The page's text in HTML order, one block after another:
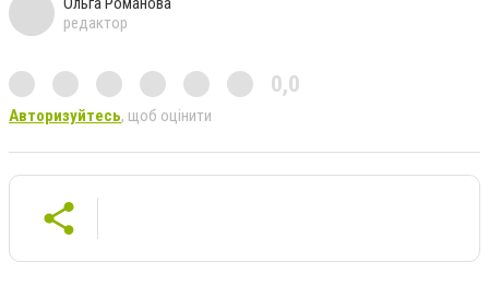
редактор
0,0
Авторизуйтесь, щоб оцінити